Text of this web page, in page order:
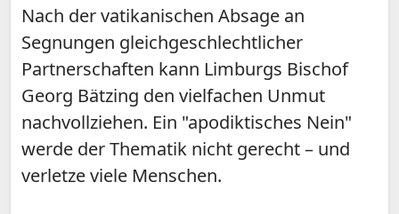
Nach der vatikanischen Absage an
Segnungen gleichgeschlechtlicher
Partnerschaften kann Limburgs Bischof
Georg Bätzing den vielfachen Unmut
nachvollziehen. Ein "apodiktisches Nein"
werde der Thematik nicht gerecht – und
verletze viele Menschen.